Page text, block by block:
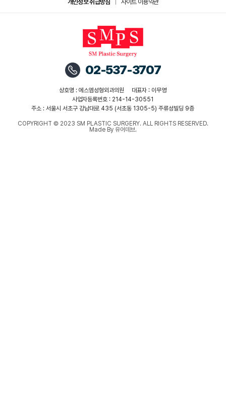
개인정보 취급방침 사이트 이용약관
02-537-3707
상호명 : 에스엠성형외과의원
대표자 : 이무영
사업자등록번호 : 214-14-30551
주소 : 서울시 서초구 강남대로 435 (서초동 1305-5) 주류성빌딩 9층
COPYRIGHT © 2023 SM PLASTIC SURGERY. ALL RIGHTS RESERVED.
Made By 유어데브.